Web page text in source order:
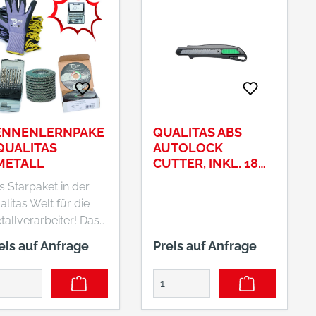
Starpaket in der
Welt für die
Das
besteht aus:12 Paar
10 5304010239
nahtlos,
auf Anfrage
QUALITAS ABS
AUTOLOCK
CUTTER, INKL. 18
Preis auf Anfrage